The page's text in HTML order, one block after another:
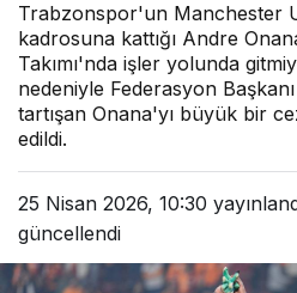
Trabzonspor'un Manchester
kadrosuna kattığı Andre
Takımı'nda işler yolunda
nedeniyle Federasyon
tartışan Onana'yı büyük bir
edildi.
25 Nisan 2026, 10:30
güncellendi